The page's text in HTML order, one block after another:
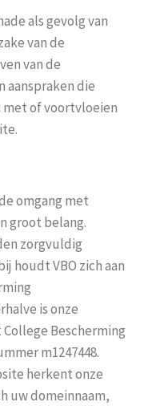
als gevolg van
van de
van de
aanspraken die
met of voortvloeien
omgang met
groot belang.
zorgvuldig
houdt VBO zich aan
is onze
Bescherming
m1247448.
herkent onze
uw domeinnaam,